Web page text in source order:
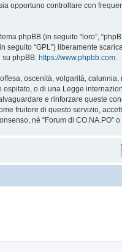
opportuno controllare con
phpBB (in seguito “loro”,
seguito “GPL”) liberamente
su phpBB: https://www.phpbb.com.
oscenità, volgarità,
ospitato, o di una Legge
e rinforzare queste
fruitore di questo servizio,
né “Forum di